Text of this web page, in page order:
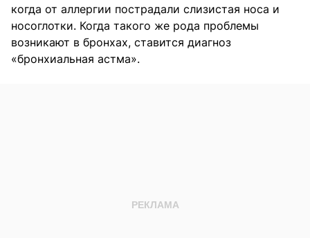
когда от аллергии пострадали слизистая носа и
носоглотки. Когда такого же рода проблемы
возникают в бронхах, ставится диагноз
«бронхиальная астма».